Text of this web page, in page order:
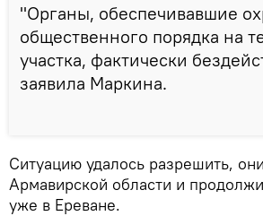
"Органы, обеспечивавшие
общественного порядка на
участка, фактически
заявила Маркина.
Ситуацию удалось разрешить,
Армавирской области и
уже в Ереване.